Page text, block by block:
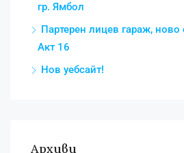
гр. Ямбол
Партерен лицев гараж, ново
Акт 16
Нов уебсайт!
Архиви